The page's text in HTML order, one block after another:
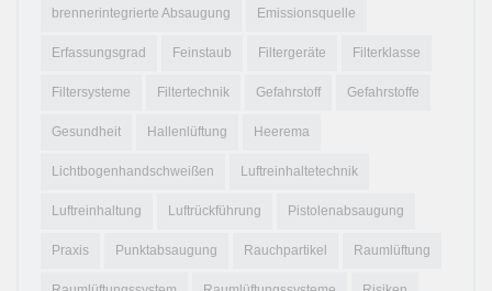
brennerintegrierte Absaugung Emissionsquelle
Erfassungsgrad Feinstaub Filtergeräte Filterklasse
Filtersysteme Filtertechnik Gefahrstoff Gefahrstoffe
Gesundheit Hallenlüftung Heerema
Lichtbogenhandschweißen Luftreinhaltetechnik
Luftreinhaltung Luftrückführung Pistolenabsaugung
Praxis Punktabsaugung Rauchpartikel Raumlüftung